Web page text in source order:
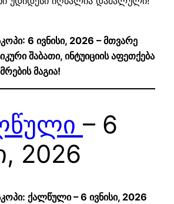
6 ივნისი, 2026 – მთვარე
შაბათი, ინტუიციის აფეთქება
მაგია!
– 6
2026
ქალწული – 6 ივნისი, 2026